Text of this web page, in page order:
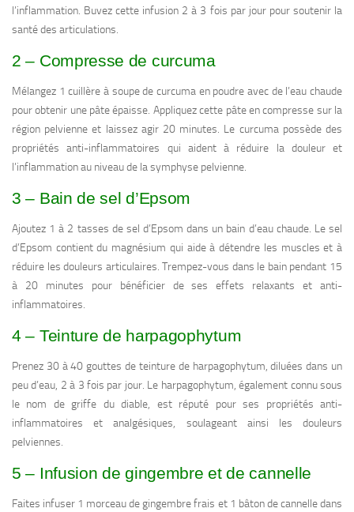
l’inflammation. Buvez cette infusion 2 à 3 fois par jour pour soutenir la
santé des articulations.
2 – Compresse de curcuma
Mélangez 1 cuillère à soupe de curcuma en poudre avec de l’eau chaude
pour obtenir une pâte épaisse. Appliquez cette pâte en compresse sur la
région pelvienne et laissez agir 20 minutes. Le curcuma possède des
propriétés anti-inflammatoires qui aident à réduire la douleur et
l’inflammation au niveau de la symphyse pelvienne.
3 – Bain de sel d’Epsom
Ajoutez 1 à 2 tasses de sel d’Epsom dans un bain d’eau chaude. Le sel
d’Epsom contient du magnésium qui aide à détendre les muscles et à
réduire les douleurs articulaires. Trempez-vous dans le bain pendant 15
à 20 minutes pour bénéficier de ses effets relaxants et anti-
inflammatoires.
4 – Teinture de harpagophytum
Prenez 30 à 40 gouttes de teinture de harpagophytum, diluées dans un
peu d’eau, 2 à 3 fois par jour. Le harpagophytum, également connu sous
le nom de griffe du diable, est réputé pour ses propriétés anti-
inflammatoires et analgésiques, soulageant ainsi les douleurs
pelviennes.
5 – Infusion de gingembre et de cannelle
Faites infuser 1 morceau de gingembre frais et 1 bâton de cannelle dans